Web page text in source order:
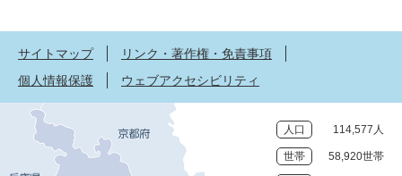
サイトマップ
リンク・著作権・免責事項
個人情報保護
ウェブアクセシビリティ
人口 114,577人
世帯 58,920世帯